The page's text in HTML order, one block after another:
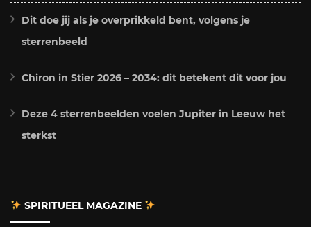
Dit doe jij als je overprikkeld bent, volgens je
sterrenbeeld
Chiron in Stier 2026 – 2034: dit betekent dit voor jou
Deze 4 sterrenbeelden voelen Jupiter in Leeuw het
sterkst
SPIRITUEEL MAGAZINE